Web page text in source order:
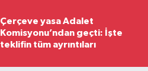
Çerçeve yasa Adalet
Komisyonu’ndan geçti: İşte
teklifin tüm ayrıntıları